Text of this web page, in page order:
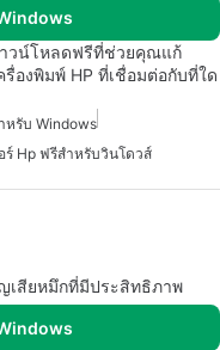
าวน์โหลดฟรีที่ช่วยคุณแก้
องพิมพ์ HP ที่เชื่อมต่อกับที่ใด
หรับ Windows
ร์ Hp ฟรีสำหรับวินโดวส์
เสียหมึกที่มีประสิทธิภาพ